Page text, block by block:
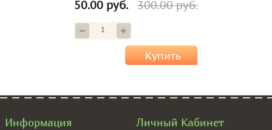
50.00 руб. 300.00 руб.
Купить
Информация Личный Кабинет